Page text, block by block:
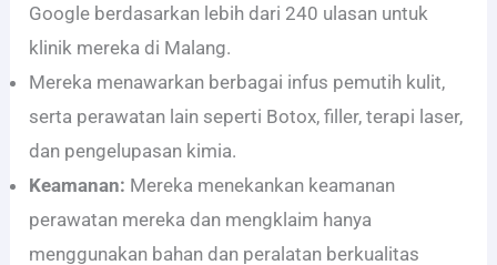
Google berdasarkan lebih dari 240 ulasan untuk
klinik mereka di Malang.
Mereka menawarkan berbagai infus pemutih kulit,
serta perawatan lain seperti Botox, filler, terapi laser,
dan pengelupasan kimia.
Keamanan: Mereka menekankan keamanan
perawatan mereka dan mengklaim hanya
menggunakan bahan dan peralatan berkualitas